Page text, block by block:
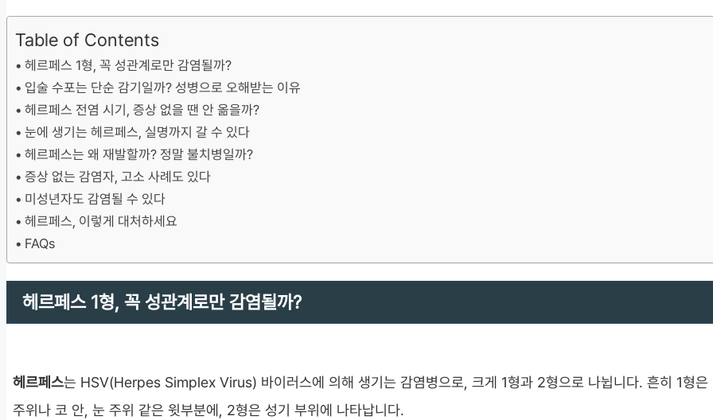
Table of Contents
헤르페스 1형, 꼭 성관계로만 감염될까?
입술 수포는 단순 감기일까? 성병으로 오해받는 이유
헤르페스 전염 시기, 증상 없을 땐 안 옮을까?
눈에 생기는 헤르페스, 실명까지 갈 수 있다
헤르페스는 왜 재발할까? 정말 불치병일까?
증상 없는 감염자, 고소 사례도 있다
미성년자도 감염될 수 있다
헤르페스, 이렇게 대처하세요
FAQs
헤르페스 1형, 꼭 성관계로만 감염될까?
헤르페스는 HSV(Herpes Simplex Virus) 바이러스에 의해 생기는 감염병으로, 크게 1형과 2형으로 나뉩니다. 흔히 1형은
주위나 코 안, 눈 주위 같은 윗부분에, 2형은 성기 부위에 나타납니다.